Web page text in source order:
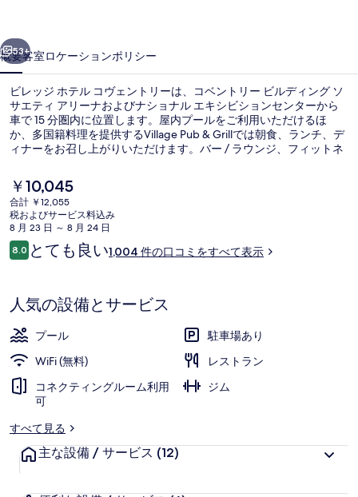
コ
ヴ
ェ
ン
ト
リ
ー
の
写
ギ
ャ
ラ
リ
53+
概要客室ロケーションポリシー
ビレッジ ホテル コヴェントリーは、コベントリー ビルディング ソ
サエティ アリーナおよびナショナル エキシビションセンターから
車で 15 分圏内に位置します。屋内プールをご利用いただけるほ
か、多国籍料理を提供するVillage Pub & Grillでは朝食、ランチ、デ
ィナーをお召し上がりいただけます。バー / ラウンジ、フィットネ
は親切なスタッフを高く評価しています。
現
在
の
料
金
は
す
￥10,045
合計 ￥12,055
税およびサービス料込み
8 月 23 日 ～ 8 月 24 日
口
コ
8.010段階中8.0
とても良い1,004 件の口コミをすべて表示
人気の設備とサービス
プール
駐車場あり
WiFi (無料)
レストラン
コネクティングルーム利用
可
ジム
すべて見る
主な設備 / サービス (12)